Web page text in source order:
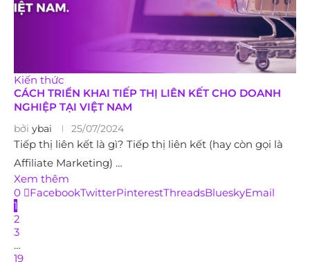
Kiến thức
CÁCH TRIỂN KHAI TIẾP THỊ LIÊN KẾT CHO DOANH
NGHIỆP TẠI VIỆT NAM
bởi ybai 25/07/2024
Tiếp thị liên kết là gì? Tiếp thị liên kết (hay còn gọi là
Affiliate Marketing) …
Xem thêm
0
FacebookTwitterPinterestThreadsBlueskyEmail
1
2
3
…
19